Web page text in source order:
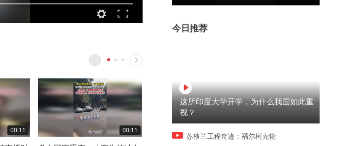
00:11 00:11
今日推荐
这所印度大学开学，为什么我国如此重
视？
苏格兰工程奇迹：福尔柯克轮